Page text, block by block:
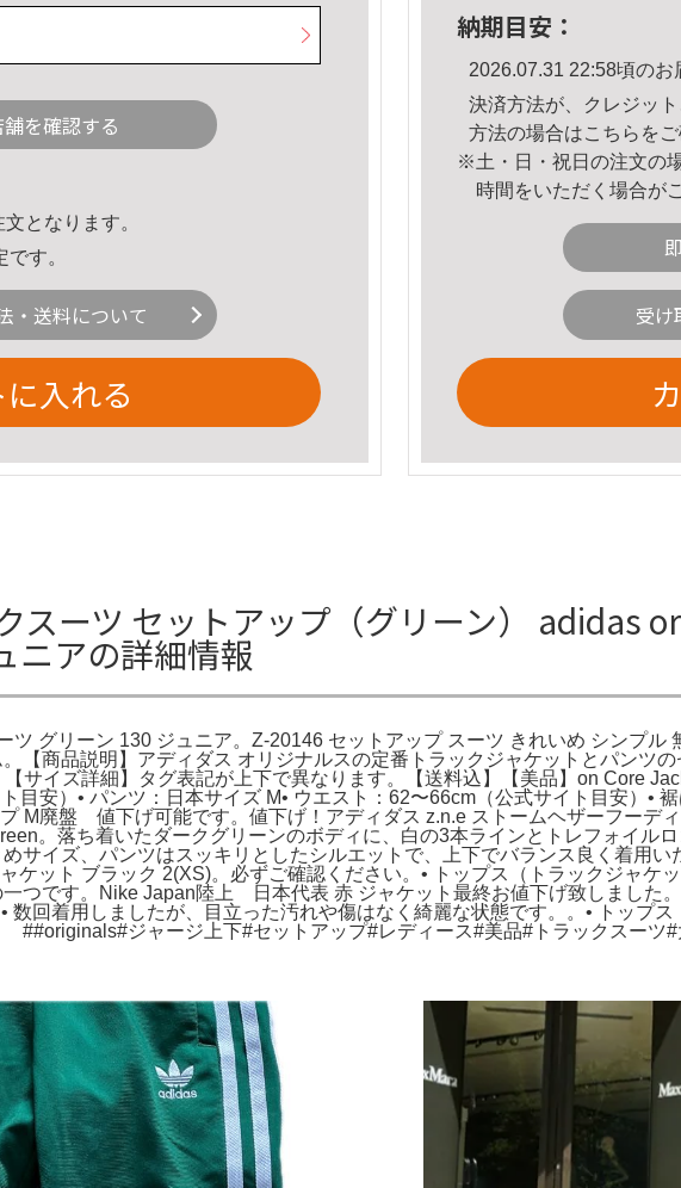
を確認する
となります。
す。
・送料について
入れる
納期目安：
2026.07.31 22:58頃のお
決済方法が、クレジッ
方法の場合はこちら を
※土・日・祝日の注文の
時間をいただく場合が
受け
スーツ セットアップ（グリーン） adidas
ニアの詳細情報
ツ グリーン 130 ジュニア。Z-20146 セットアップ スーツ きれいめ シンプル
。【商品説明】アディダス オリジナルスの定番トラックジャケットとパンツ
サイズ詳細】タグ表記が上下で異なります。【送料込】【美品】on Core
目安）• パンツ：日本サイズ M• ウエスト：62〜66cm（公式サイト目安）•
M廃盤 値下げ可能です。値下げ！アディダス z.n.e ストームヘザーフーデ
。落ち着いたダークグリーンのボディに、白の3本ラインとトレフォイル
サイズ、パンツはスッキリとしたシルエットで、上下でバランス良く着用
ケット ブラック 2(XS)。必ずご確認ください。• トップス（トラックジャケ
つです。Nike Japan陸上 日本代表 赤 ジャケット最終お値下げ致しました
数回着用しましたが、目立った汚れや傷はなく綺麗な状態です。。• トップ
##originals#ジャージ上下#セットアップ#レディース#美品#トラックスーツ